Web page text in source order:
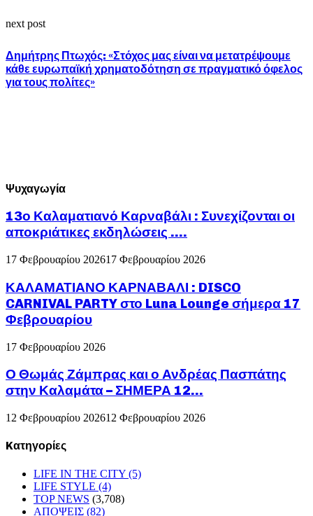
next post
Δημήτρης Πτωχός: «Στόχος μας είναι να μετατρέψουμε
κάθε ευρωπαϊκή χρηματοδότηση σε πραγματικό όφελος
για τους πολίτες»
Ψυχαγωγία
13ο Καλαματιανό Καρναβάλι : Συνεχίζονται οι
αποκριάτικες εκδηλώσεις ….
17 Φεβρουαρίου 202617 Φεβρουαρίου 2026
ΚΑΛΑΜΑΤΙΑΝΟ ΚΑΡΝΑΒΑΛΙ : DISCO
CARNIVAL PARTY στο Luna Lounge σήμερα 17
Φεβρουαρίου
17 Φεβρουαρίου 2026
Ο Θωμάς Ζάμπρας και ο Ανδρέας Πασπάτης
στην Καλαμάτα – ΣΗΜΕΡΑ 12...
12 Φεβρουαρίου 202612 Φεβρουαρίου 2026
Kατηγορίες
LIFE IN THE CITY (5)
LIFE STYLE (4)
TOP NEWS (3,708)
ΑΠΟΨΕΙΣ (82)